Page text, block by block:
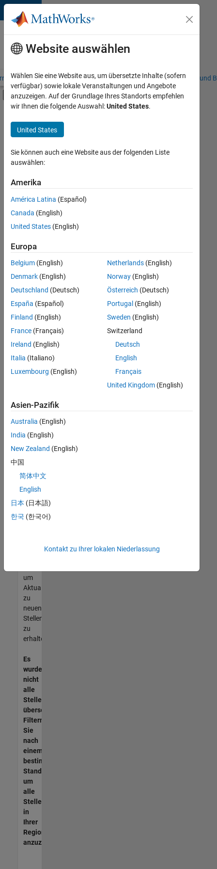
Weiter zum Inhalt
Karriere
bei
MathWorks
– Übersicht Stellensuche Niederlassungen Studierende und
Umschaltung für Off-Canvas-
Hauptinhalt
Praktika
Information Technology
Commercial Sales
Customer Support
Sales Operations
Marketing Communications
Marketing Services
Human Resources
+8
Derzeit
es
keine
offenen
Stellen,
Ihren
Suchkriterien
entsprechen.
können
die
Suchkriterien
weiter
fassen
oder
alle
Stellenangebote
anzeigen .
noch
keine
offenen
Stellen
können,
die
Ihren
entsprechen,
werden
unseres
um
Aktualisierungen
zu
neuen
Stellenangeboten
zu
erhalten.
Es
wurden
nicht
alle
Stellen
übersetzt.
Filtern
Sie
nach
einem
bestimmten
Standort,
um
alle
Stellenangebote
in
Ihrer
Region
anzuzeigen.
Website auswählen
Wählen Sie eine Website aus, um übersetzte Inhalte (sofern
verfügbar) sowie lokale Veranstaltungen und Angebote
anzuzeigen. Auf der Grundlage Ihres Standorts empfehlen
wir Ihnen die folgende Auswahl:United States.
United States
Sie können auch eine Website aus der folgenden Liste
auswählen:
Amerika
América Latina (Español)
Canada (English)
United States (English)
Europa
Belgium (English)
Denmark (English)
Deutschland (Deutsch)
España (Español)
Finland (English)
France (Français)
Ireland (English)
Italia (Italiano)
Luxembourg (English)
Netherlands(English)
Norway(English)
Österreich (Deutsch)
Portugal (English)
Sweden (English)
Switzerland
Deutsch
English
Français
United Kingdom(English)
Asien-Pazifik
Australia (English)
India (English)
New Zealand (English)
中国
简体中文
English
日本 (日本語)
한국 (한국어)
Kontakt zu Ihrer lokalen Niederlassung